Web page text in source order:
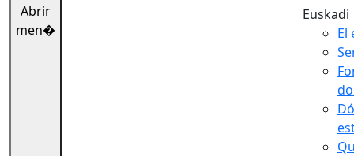
Abrir
men�
Euskadi
El